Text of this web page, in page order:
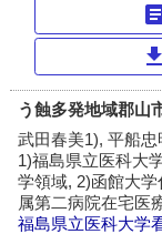
download
う蝕多発地域郡山
武田春美1), 平船
1)福島県立医科大
学領域, 2)函館大
属第二病院在宅医
福島県立医科大学